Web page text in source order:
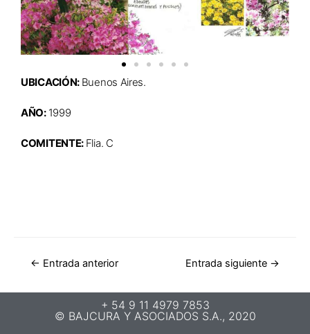
UBICACIÓN: Buenos Aires.
AÑO: 1999
COMITENTE: Flia. C
← Entrada anterior Entrada siguiente →
+ 54 9 11 4979 7853
© BAJCURA Y ASOCIADOS S.A., 2020